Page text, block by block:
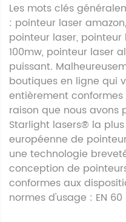
Les mots clés
: pointeur laser
pointeur laser,
100mw, pointeur laser
puissant.
boutiques en ligne qui
entièrement
raison que nous avons
Starlight lasers® la
européenne de
une technologie
conception de
conformes aux
normes d'usage : EN 60